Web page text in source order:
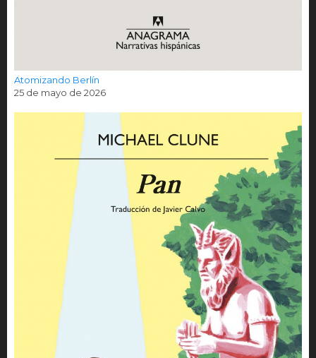
Atomizando Berlín
25 de mayo de 2026